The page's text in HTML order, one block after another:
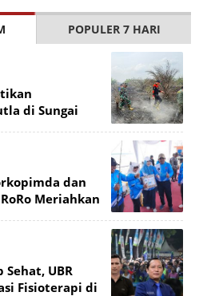
POPULER 7 HARI
di Sungai
dan
Meriahkan
UBR
Fisioterapi di